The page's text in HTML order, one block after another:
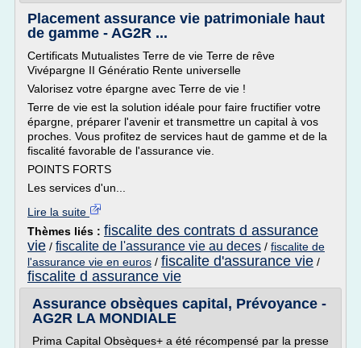
Placement assurance vie patrimoniale haut
de gamme - AG2R ...
Certificats Mutualistes Terre de vie Terre de rêve
Vivépargne II Génératio Rente universelle
Valorisez votre épargne avec Terre de vie !
Terre de vie est la solution idéale pour faire fructifier votre
épargne, préparer l'avenir et transmettre un capital à vos
proches. Vous profitez de services haut de gamme et de la
fiscalité favorable de l'assurance vie.
POINTS FORTS
Les services d'un...
Lire la suite
Thèmes liés : fiscalite des contrats d assurance
vie / fiscalite de l'assurance vie au deces / fiscalite de
l'assurance vie en euros / fiscalite d'assurance vie /
fiscalite d assurance vie
Assurance obsèques capital, Prévoyance -
AG2R LA MONDIALE
Prima Capital Obsèques+ a été récompensé par la presse